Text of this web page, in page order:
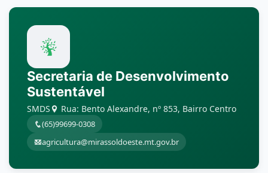
Secretaria de Desenvolvimento
Sustentável
SMDS Rua: Bento Alexandre, nº 853, Bairro Centro
(65)99699-0308
agricultura@mirassoldoeste.mt.gov.br